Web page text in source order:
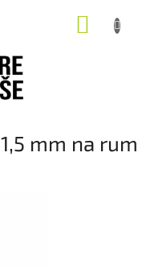
mm na rum